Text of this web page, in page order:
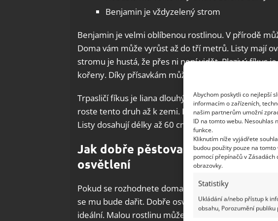
Abychom poskytli co nejlepší
informacím o zařízeních,
našim partnerům umožní
ID na tomto webu. Nesouhlas
funkce.
Kliknutím níže vyjádřete
budou použity pouze na
pomocí přepínačů v
obrazovky.
Statistiky
Ukládání a/nebo přístup k
obsahu, Porozumění
Benjamin je vždyzelený strom
Benjamin je velmi oblíbenou rostlinou. V přírodě
Doma vám může vyrůst až do tří metrů. Listy mají
stromu je hustá, že přes ni není vidět. Plazivý fíkus
kořeny. Díky přísavkám může tento druh růst na
Trpasličí fíkus je liana dlouhými výhonky. Listy mají
roste tento druh až k zemi. Lyre fíkus má velké
Listy dosahují délky až 60 cm a mají uprostřed
Jak dobře pěstovat fíkus doma?
osvětlení
Pokud se rozhodnete doma pěstovat fíkus, musíte
se mu bude dařit. Dobře osvětlené místo, kam
ideální. Malou rostlinu můžete dát na parapet na